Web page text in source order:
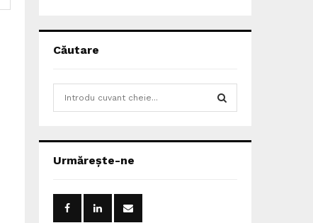
Căutare
h
o
Urmărește-ne